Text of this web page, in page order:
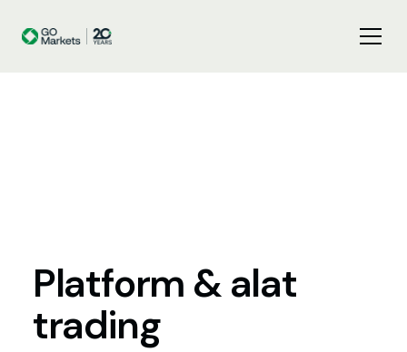
Platform & alat
trading